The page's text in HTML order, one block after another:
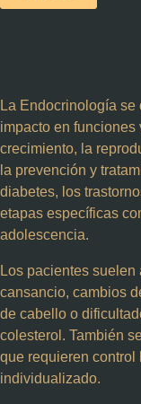
La Endocrinología se
impacto en funciones
crecimiento, la
la prevención y
diabetes, los
etapas específicas
adolescencia.
Los pacientes
cansancio, cambios
de cabello o
colesterol. También
que requieren control
individualizado.